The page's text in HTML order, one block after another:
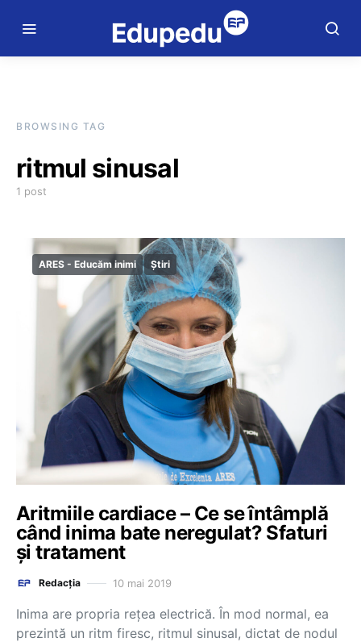
BROWSING TAG
ritmul sinusal
1 post
ARES - Educăm inimi Știri
Aritmiile cardiace – Ce se întâmplă
când inima bate neregulat? Sfaturi
și tratament
Redacția 10 mai 2019
Inima are propria rețea electrică. În mod normal, ea
prezintă un ritm firesc, ritmul sinusal, dictat de nodul